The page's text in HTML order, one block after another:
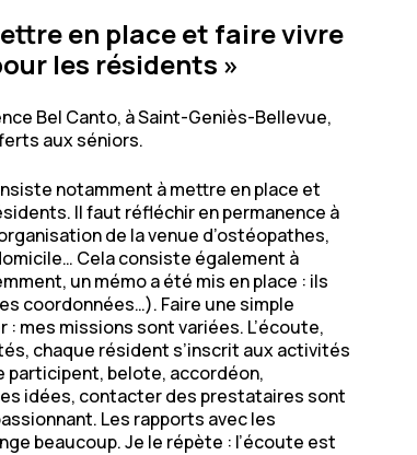
en place et faire vivre
les résidents »
Bel Canto, à Saint-Geniès-Bellevue,
aux séniors.
notamment à mettre en place et
Il faut réfléchir en permanence à
de la venue d’ostéopathes,
Cela consiste également à
un mémo a été mis en place : ils
coordonnées…). Faire une simple
mes missions sont variées. L’écoute,
chaque résident s’inscrit aux activités
participent, belote, accordéon,
idées, contacter des prestataires sont
Les rapports avec les
beaucoup. Je le répète : l’écoute est